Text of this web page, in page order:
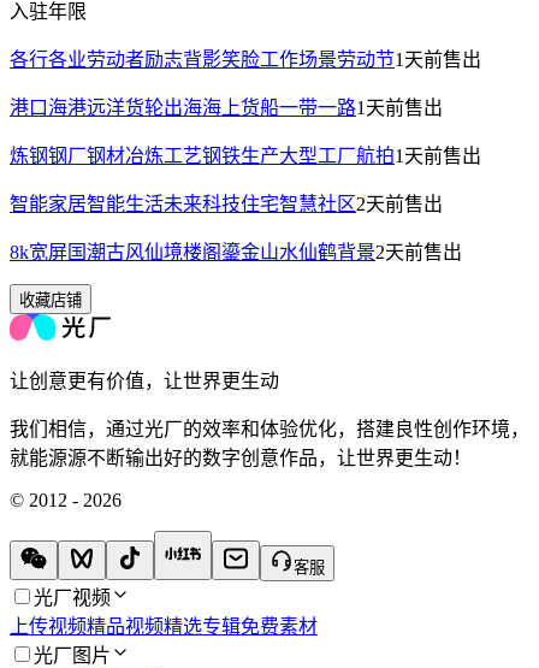
入驻年限
各行各业劳动者励志背影笑脸工作场景劳动节1天前售出
港口海港远洋货轮出海海上货船一带一路1天前售出
炼钢钢厂钢材冶炼工艺钢铁生产大型工厂航拍1天前售出
智能家居智能生活未来科技住宅智慧社区2天前售出
8k宽屏国潮古风仙境楼阁鎏金山水仙鹤背景2天前售出
收藏店铺
让创意更有价值，让世界更生动
我们相信，通过光厂的效率和体验优化，搭建良性创作环境，
就能源源不断输出好的数字创意作品，让世界更生动！
© 2012 - 2026
客服
光厂视频
上传视频精品视频精选专辑免费素材
光厂图片